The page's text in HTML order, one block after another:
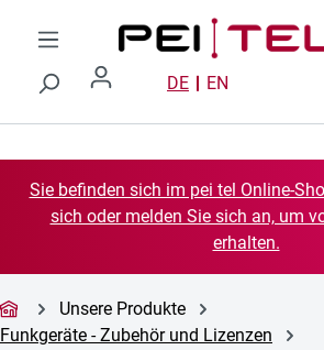
Zum Hauptinhalt springen
DE EN
Sie befinden sich im pei tel Online-
sich oder melden Sie sich an, um
erhalten.
Unsere Produkte
Funkgeräte - Zubehör und Lizenzen